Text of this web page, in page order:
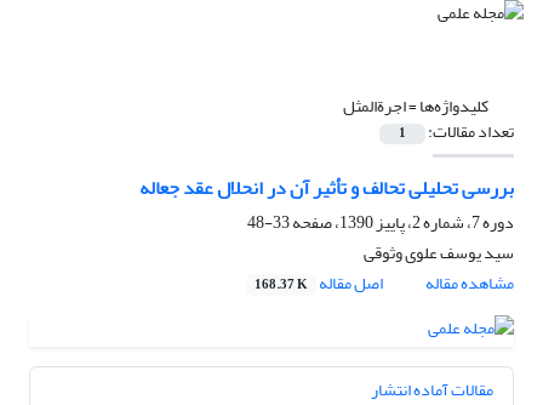
کلیدواژه‌ها =اجرةالمثل
تعداد مقالات: 1
بررسی تحلیلی تحالف و تأثیر آن در انحلال عقد جعاله
دوره 7، شماره 2، پاییز 1390، صفحه
33-48
سید یوسف علوی وثوقی
مشاهده مقاله
اصل مقاله 168.37 K
مقالات آماده انتشار